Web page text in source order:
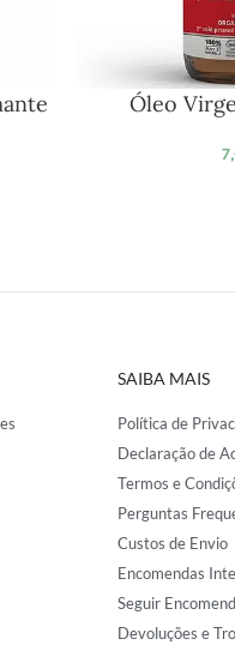
Óleo
SAIBA MAIS
Política de
Declaração de
Termos e
Perguntas
Custos de Envio
Encomendas
Seguir
Devoluções e